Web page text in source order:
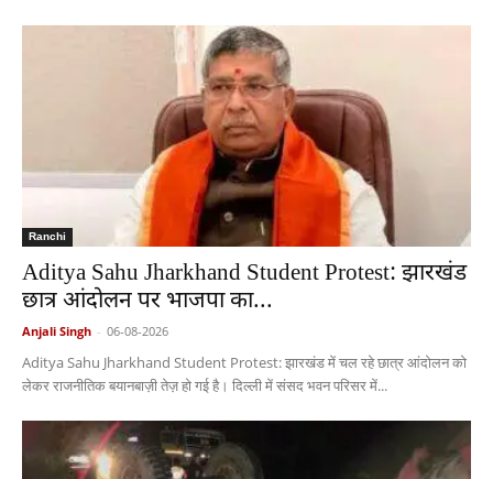
Ranchi
Aditya Sahu Jharkhand Student Protest: झारखंड
छात्र आंदोलन पर भाजपा का...
Anjali Singh - 06-08-2026
Aditya Sahu Jharkhand Student Protest: झारखंड में चल रहे छात्र आंदोलन को
लेकर राजनीतिक बयानबाज़ी तेज़ हो गई है। दिल्ली में संसद भवन परिसर में...